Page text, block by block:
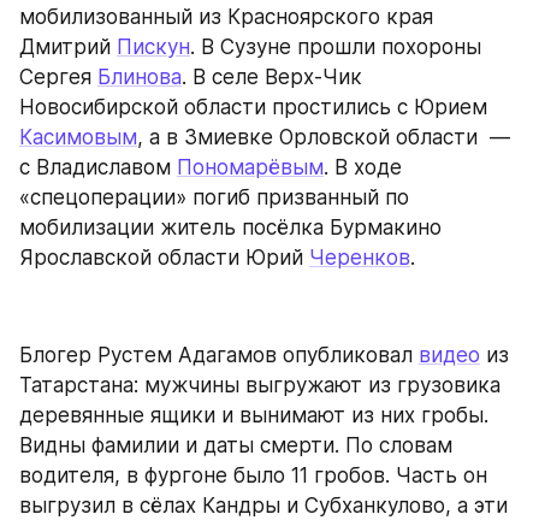
мобилизованный из Красноярского края
Дмитрий Пискун. В Сузуне прошли похороны
Сергея Блинова. В селе Верх-Чик
Касимовым, а в Змиевке Орловской области  —
с Владиславом Пономарёвым. В ходе
«спецоперации» погиб призванный по
мобилизации житель посёлка Бурмакино
Ярославской области Юрий Черенков.
Блогер Рустем Адагамов опубликовал видео из
Татарстана: мужчины выгружают из грузовика
деревянные ящики и вынимают из них гробы.
Видны фамилии и даты смерти. По словам
водителя, в фургоне было 11 гробов. Часть он
выгрузил в сёлах Кандры и Субханкулово, а эти